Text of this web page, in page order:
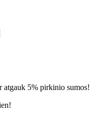
atgauk 5% pirkinio sumos!